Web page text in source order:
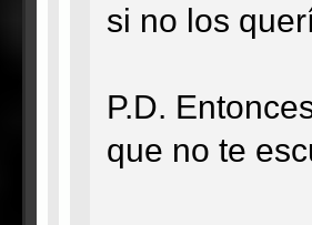
si no los
P.D.
que no te